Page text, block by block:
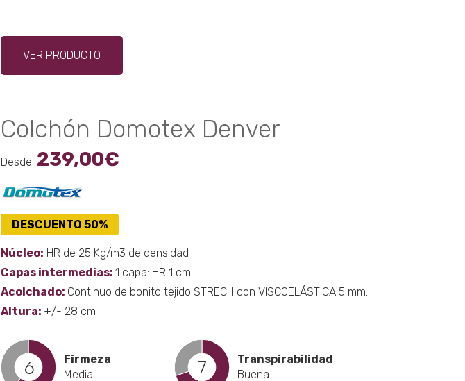
VER PRODUCTO
Este
tiene
Las
de
producto
Colchón Domotex Denver
Desde: 239,00€
DESCUENTO 50%
Núcleo: HR de 25 Kg/m3 de densidad
Capas intermedias: 1 capa: HR 1 cm.
Acolchado: Continuo de bonito tejido STRECH con VISCOELÁSTICA 5 mm.
Altura: +/- 28 cm
6
Firmeza
Media
7
Transpirabilidad
Buena